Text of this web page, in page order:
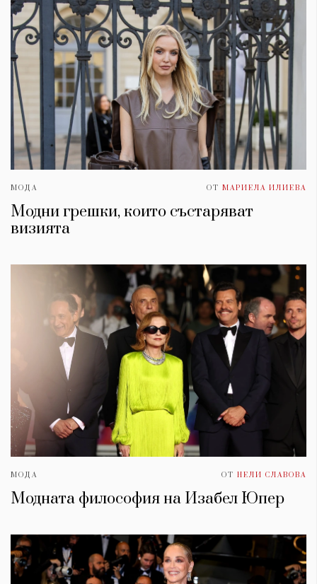
МОДА ОТ МАРИЕЛА ИЛИЕВА
Модни грешки, които състаряват
визията
МОДА ОТ НЕЛИ СЛАВОВА
Модната философия на Изабел Юпер